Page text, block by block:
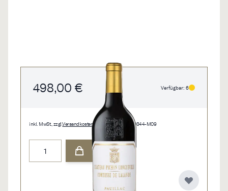
498,00 € Verfügbar: 6
inkl. MwSt., zzgl.Versandkosten • 1,5 l • 332,00 €/l • 0844-M09